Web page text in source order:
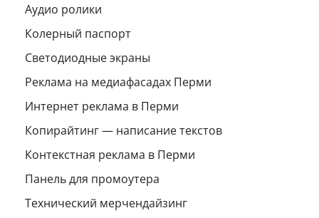
Аудио ролики
Колерный паспорт
Светодиодные экраны
Реклама на медиафасадах Перми
Интернет реклама в Перми
Копирайтинг — написание текстов
Контекстная реклама в Перми
Панель для промоутера
Технический мерчендайзинг